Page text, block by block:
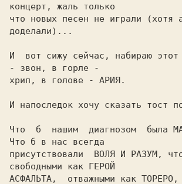
концерт, жаль только
что новых песен не играли (хотя
доделали)...
И  вот сижу сейчас, набираю
- звон, в горле -
хрип, в голове - АРИЯ.
И напоследок хочу сказать тост
Что  б  нашим  диагнозом  была
Что б в нас всегда
присутствовали  ВОЛЯ И РАЗУМ,
свободными как ГЕРОЙ
АСФАЛЬТА,  отважными как ТОРЕРО,